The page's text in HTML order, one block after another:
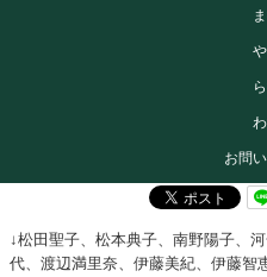
お問
↓松田聖子、松本典子、南野陽子、
代、渡辺満里奈、伊藤美紀、伊藤智